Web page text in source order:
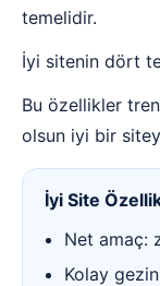
temelidir.
İyi sitenin dört
Bu özellikler
olsun iyi bir
İyi Site
Net amaç:
Kolay